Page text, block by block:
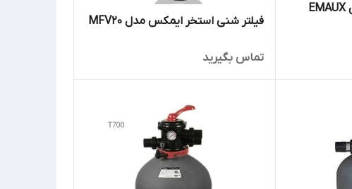
فیلتر شنی استخر ایمکس EMAUX
فیلتر شنی استخر ایمکس مدل MFV20
تماس بگیرید